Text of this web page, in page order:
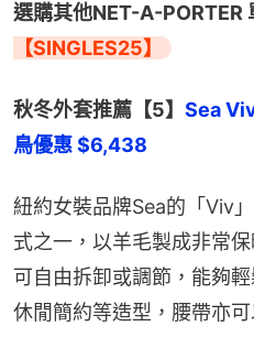
選購其他NET-A-PORTER
【SINGLES25】
秋冬外套推薦【5】 Sea
鳥優惠 $6,438
紐約女裝品牌Sea的「Viv
式之一，以羊毛製成非常
可自由拆卸或調節，能夠
休閒簡約等造型，腰帶亦